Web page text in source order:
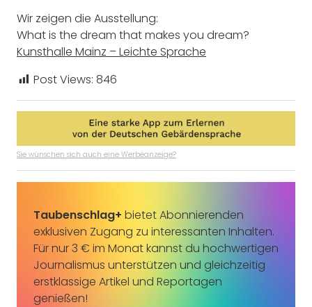
Wir zeigen die Ausstellung:
What is the dream that makes you dream?
Kunsthalle Mainz – Leichte Sprache
Post Views: 846
Sie wünschen sich auch eine Werbeanzeige?
Taubenschlag+ bietet Abonnierenden
exklusiven Zugang zu interessanten Inhalten.
Für nur 3 € im Monat kannst du hochwertigen
Journalismus unterstützen und gleichzeitig
erstklassige Artikel und Reportagen
genießen!